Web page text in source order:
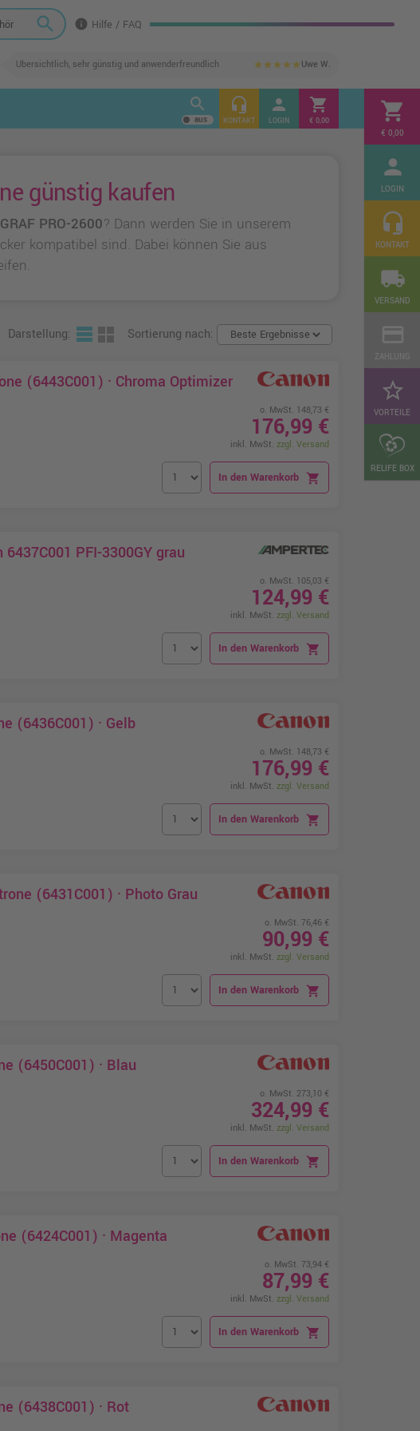
search info Hilfe / FAQ
Übersichtlich, sehr günstig und anwenderfreundlich star star star star star Uwe W.
shopping_cart
€ 0,00
person
LOGIN
headset_mic
KONTAKT
local_shipping
VERSAND
star_border
VORTEILE
RELIFE BOX
search headset_mic
KONTAKT
person
LOGIN
shopping_cart
€ 0,00
günstig kaufen
PRO-2600? Dann werden Sie in unserem
kompatibel sind. Dabei können Sie aus
Darstellung: Sortierung nach:
(6443C001) · Chroma Optimizer
o. MwSt. 148,73 €
176,99 €
inkl. MwSt. zzgl. Versand
In den Warenkorb shopping_cart
PFI-3300GY grau
o. MwSt. 105,03 €
124,99 €
inkl. MwSt. zzgl. Versand
In den Warenkorb shopping_cart
(6436C001) · Gelb
o. MwSt. 148,73 €
176,99 €
inkl. MwSt. zzgl. Versand
In den Warenkorb shopping_cart
(6431C001) · Photo Grau
o. MwSt. 76,46 €
90,99 €
inkl. MwSt. zzgl. Versand
In den Warenkorb shopping_cart
(6450C001) · Blau
o. MwSt. 273,10 €
324,99 €
inkl. MwSt. zzgl. Versand
In den Warenkorb shopping_cart
(6424C001) · Magenta
o. MwSt. 73,94 €
87,99 €
inkl. MwSt. zzgl. Versand
In den Warenkorb shopping_cart
(6438C001) · Rot